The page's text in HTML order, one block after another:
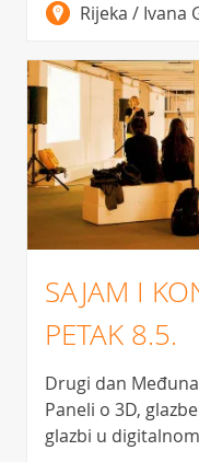
Rijeka / Ivana
SAJAM I
PETAK 8.5.
Drugi dan
Paneli o 3D,
glazbi u